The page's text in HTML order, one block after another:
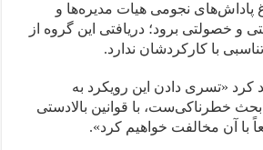
نجومی هیات مدیره‌ها و
و خصولتی برود؛ دریافتی این گروه از
با کارکردشان ندارد.
کرد «تسری دادن این رویکرد به
بحث خطرناکی‌ست، با قوانین بالادستی
با آن مخالفت خواهیم کرد».